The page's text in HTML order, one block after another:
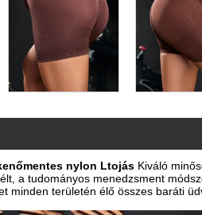
nylon Ltojás Kiváló
a tudományos menedzsment
minden területén élő összes baráti